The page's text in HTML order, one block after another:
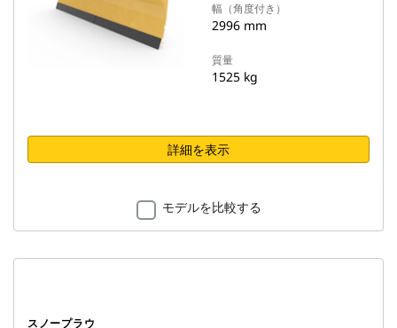
幅（角度付き）
2996 mm
質量
1525 kg
詳細を表示
モデルを比較する
スノープラウ